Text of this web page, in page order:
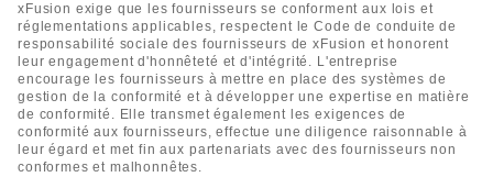
xFusion exige que les fournisseurs se conforment aux lois et
réglementations applicables, respectent le Code de conduite de
responsabilité sociale des fournisseurs de xFusion et honorent
leur engagement d'honnêteté et d'intégrité. L'entreprise
encourage les fournisseurs à mettre en place des systèmes de
gestion de la conformité et à développer une expertise en matière
de conformité. Elle transmet également les exigences de
conformité aux fournisseurs, effectue une diligence raisonnable à
leur égard et met fin aux partenariats avec des fournisseurs non
conformes et malhonnêtes.